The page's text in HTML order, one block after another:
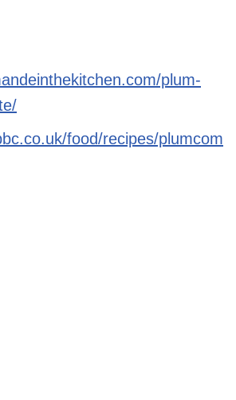
plum-
food/recipes/plumcom